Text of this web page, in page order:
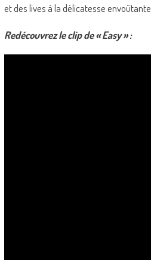
et des lives à la délicatesse envoûtante.
Redécouvrez le clip de « Easy » :